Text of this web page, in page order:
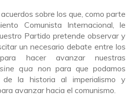
sobre los que, como parte
Comunista Internacional, le
Partido pretende observar y
un necesario debate entre los
para hacer avanzar nuestras
sine qua non para que podamos
la historia al imperialismo y
avanzar hacia el comunismo.